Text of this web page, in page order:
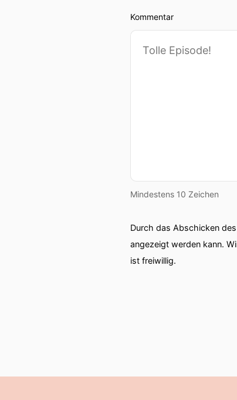
Kommentar
Mindestens 10 Zeichen
Durch das Abschicken
angezeigt werden kann.
ist freiwillig.